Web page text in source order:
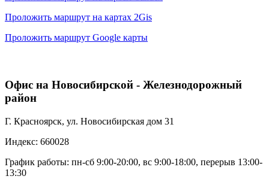
Проложить маршрут на картах 2Gis
Проложить маршрут Google карты
Офис на Новосибирской - Железнодорожный
район
Г. Красноярск, ул. Новосибирская дом 31
Индекс: 660028
График работы: пн-сб 9:00-20:00, вс 9:00-18:00, перерыв 13:00-
13:30